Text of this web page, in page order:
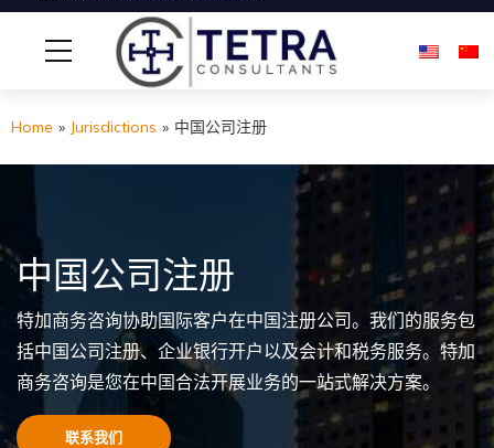
Home » Jurisdictions » 中国公司注册
中国公司注册
特加商务咨询协助国际客户在中国注册公司。我们的服务包
括中国公司注册、企业银行开户以及会计和税务服务。特加
商务咨询是您在中国合法开展业务的一站式解决方案。
联系我们